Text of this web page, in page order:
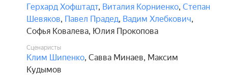
Герхард Хофштадт, Виталия Корниенко, Степан
Шевяков, Павел Прадед, Вадим Хлебкович,
Софья Ковалева, Юлия Прокопова
Сценаристы
Клим Шипенко, Савва Минаев, Максим
Кудымов